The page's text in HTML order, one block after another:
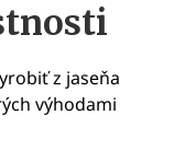
z jaseňa
výhodami